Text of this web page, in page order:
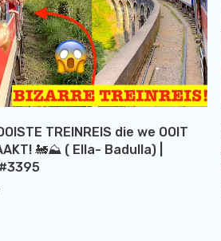
TREINREIS die we OOIT
🚂⛰️ ( Ella- Badulla) |